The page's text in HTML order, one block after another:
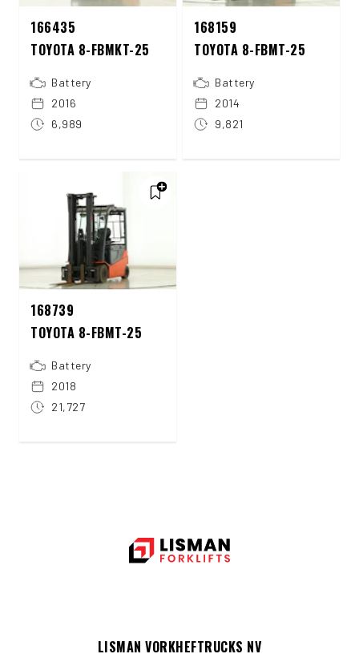
166435
TOYOTA 8-FBMKT-25
Battery
2016
6,989
168159
TOYOTA 8-FBMT-25
Battery
2014
9,821
168739
TOYOTA 8-FBMT-25
Battery
2018
21,727
LISMAN VORKHEFTRUCKS NV